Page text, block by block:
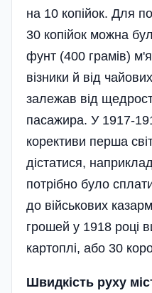
на 10 копійок. Для
30 копійок можна
фунт (400 грамів)
візники й від
залежав від
пасажира. У 1917-
корективи перша
дістатися,
потрібно було
до військових
грошей у 1918 році
картоплі, або 30
Швидкість руху